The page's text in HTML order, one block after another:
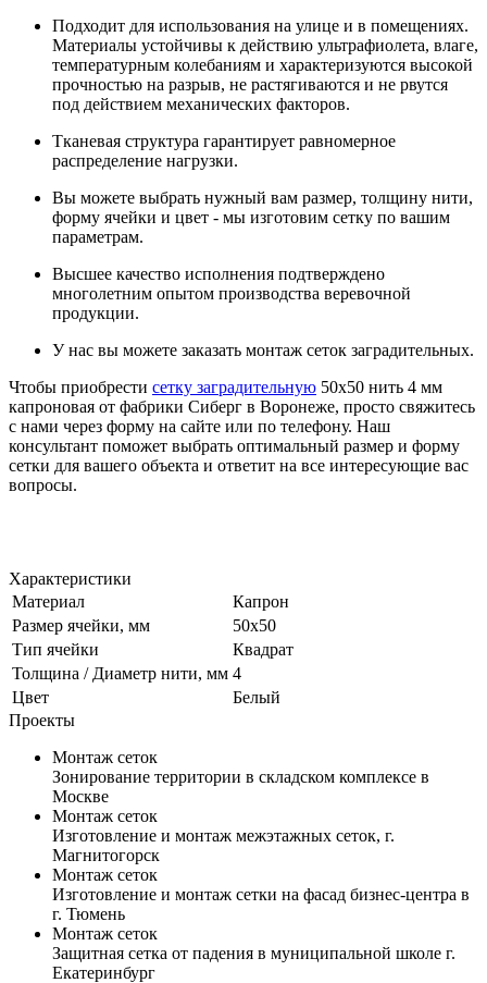
Подходит для использования на улице и в помещениях.
Материалы устойчивы к действию ультрафиолета, влаге,
температурным колебаниям и характеризуются высокой
прочностью на разрыв, не растягиваются и не рвутся
под действием механических факторов.
Тканевая структура гарантирует равномерное
распределение нагрузки.
Вы можете выбрать нужный вам размер, толщину нити,
форму ячейки и цвет - мы изготовим сетку по вашим
параметрам.
Высшее качество исполнения подтверждено
многолетним опытом производства веревочной
продукции.
У нас вы можете заказать монтаж сеток заградительных.
Чтобы приобрести сетку заградительную 50х50 нить 4 мм
капроновая от фабрики Сиберг в Воронеже, просто свяжитесь
с нами через форму на сайте или по телефону. Наш
консультант поможет выбрать оптимальный размер и форму
сетки для вашего объекта и ответит на все интересующие вас
вопросы.
Характеристики
Материал
Капрон
Размер ячейки, мм
50х50
Тип ячейки
Квадрат
Толщина / Диаметр нити, мм 4
Цвет
Белый
Проекты
Монтаж сеток
Зонирование территории в складском комплексе в
Москве
Монтаж сеток
Изготовление и монтаж межэтажных сеток, г.
Магнитогорск
Монтаж сеток
Изготовление и монтаж сетки на фасад бизнес-центра в
г. Тюмень
Монтаж сеток
Защитная сетка от падения в муниципальной школе г.
Екатеринбург